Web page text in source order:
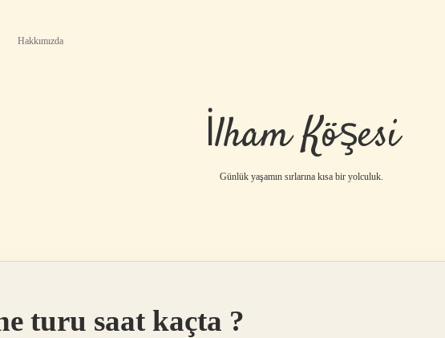
Hakkımızda
İlham Köşesi
Günlük yaşamın sırlarına kısa bir yolculuk.
turu saat kaçta ?